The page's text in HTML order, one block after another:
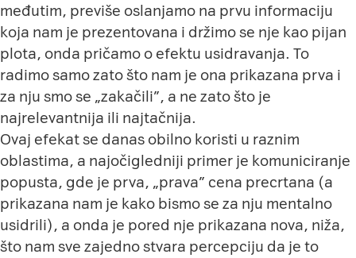
međutim, previše oslanjamo na prvu informaciju
koja nam je prezentovana i držimo se nje kao pijan
plota, onda pričamo o efektu usidravanja. To
radimo samo zato što nam je ona prikazana prva i
za nju smo se „zakačili”, a ne zato što je
najrelevantnija ili najtačnija.
Ovaj efekat se danas obilno koristi u raznim
oblastima, a najočigledniji primer je komuniciranje
popusta, gde je prva, „prava” cena precrtana (a
prikazana nam je kako bismo se za nju mentalno
usidrili), a onda je pored nje prikazana nova, niža,
što nam sve zajedno stvara percepciju da je to